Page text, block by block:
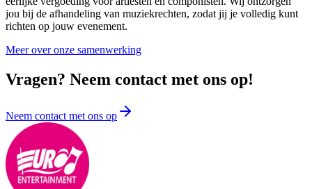
jou bij de afhandeling van muziekrechten, zodat jij je volledig kunt
richten op jouw evenement.
Meer over onze samenwerking
Vragen? Neem contact met ons op!
Neem contact met ons op